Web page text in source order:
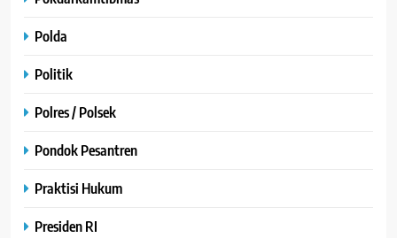
Polda
Politik
Polres / Polsek
Pondok Pesantren
Praktisi Hukum
Presiden RI